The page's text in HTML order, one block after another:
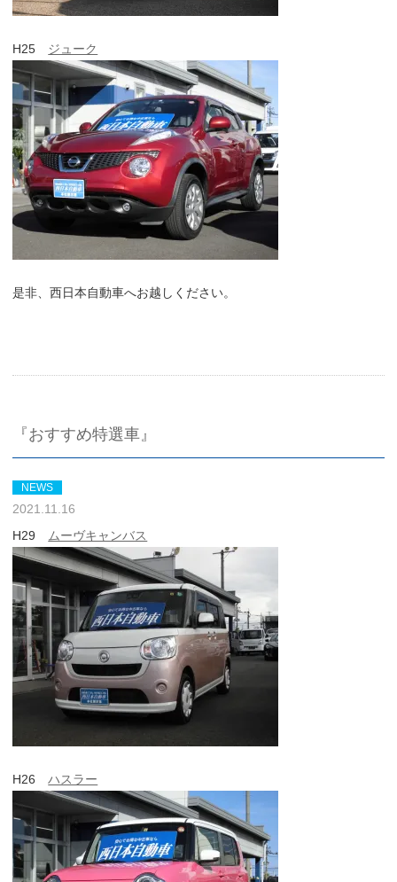
H25 ジューク
是非、西日本自動車へお越しください。
『おすすめ特選車』
NEWS
2021.11.16
H29
ムーヴキャンバス
H26ハスラー